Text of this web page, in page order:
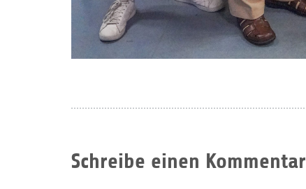
Schreibe einen Kommentar